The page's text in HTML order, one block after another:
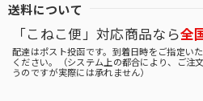
送料について
「こねこ便」対応商品なら全
配達はポスト投函です。到着日時をご指定い
ください。（システム上の都合により、ご注
うのですが実際には承れません）